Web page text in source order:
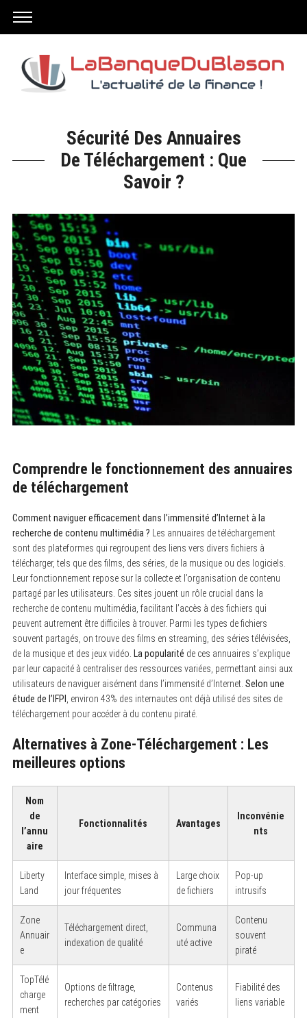
Sécurité Des Annuaires
De Téléchargement : Que
Savoir ?
Comprendre le fonctionnement des annuaires
de téléchargement
Comment naviguer efficacement dans l’immensité d’Internet à la
recherche de contenu multimédia ? Les annuaires de téléchargement
sont des plateformes qui regroupent des liens vers divers fichiers à
télécharger, tels que des films, des séries, de la musique ou des logiciels.
Leur fonctionnement repose sur la collecte et l’organisation de contenu
partagé par les utilisateurs. Ces sites jouent un rôle crucial dans la
recherche de contenu multimédia, facilitant l’accès à des fichiers qui
peuvent autrement être difficiles à trouver. Parmi les types de fichiers
souvent partagés, on trouve des films en streaming, des séries télévisées,
de la musique et des jeux vidéo. La popularité de ces annuaires s’explique
par leur capacité à centraliser des ressources variées, permettant ainsi aux
utilisateurs de naviguer aisément dans l’immensité d’Internet. Selon une
étude de l’IFPI
, environ 43% des internautes ont déjà utilisé des sites de
téléchargement pour accéder à du contenu piraté.
Alternatives à Zone-Téléchargement : Les
meilleures options
Nom
de
l’annu
aire
Fonctionnalités Avantages
Inconvénie
nts
Liberty
Land
Interface simple, mises à
jour fréquentes
Large choix
de fichiers
Pop-up
intrusifs
Zone
Annuair
e
Téléchargement direct,
indexation de qualité
Communa
uté active
Contenu
souvent
piraté
TopTélé
charge
ment
Options de filtrage,
recherches par catégories
Contenus
variés
Fiabilité des
liens variable